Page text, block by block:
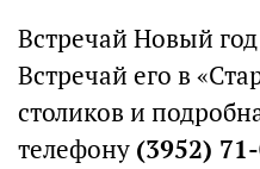
Встречай Новый
Встречай его в
столиков и
телефону (3952)